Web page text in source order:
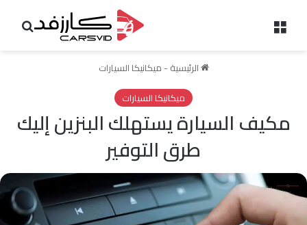
الرئيسية - ميكانيكا السيارات
ميكانيكا السيارات
مكيف السيارة يستهلك البنزين إليك
طرق التوفير